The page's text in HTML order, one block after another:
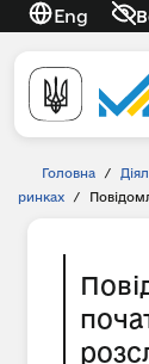
Eng
Головна /
ринках
/